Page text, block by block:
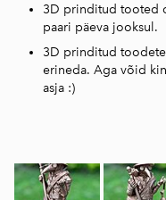
3D prinditud tooted
paari päeva jooksul.
3D prinditud
erineda. Aga võid
asja :)